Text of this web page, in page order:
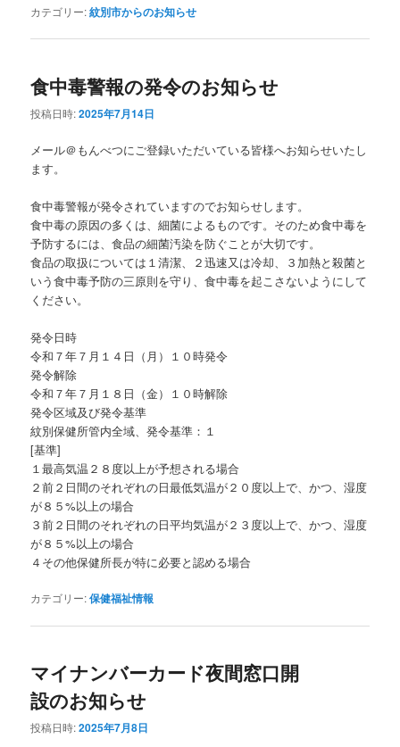
カテゴリー:紋別市からのお知らせ
食中毒警報の発令のお知らせ
投稿日時:2025年7月14日
メール＠もんべつにご登録いただいている皆様へお知らせいたし
ます。
食中毒警報が発令されていますのでお知らせします。
食中毒の原因の多くは、細菌によるものです。そのため食中毒を
予防するには、食品の細菌汚染を防ぐことが大切です。
食品の取扱については１清潔、２迅速又は冷却、３加熱と殺菌と
いう食中毒予防の三原則を守り、食中毒を起こさないようにして
ください。
発令日時
令和７年７月１４日（月）１０時発令
発令解除
令和７年７月１８日（金）１０時解除
発令区域及び発令基準
紋別保健所管内全域、発令基準：１
[基準]
１最高気温２８度以上が予想される場合
２前２日間のそれぞれの日最低気温が２０度以上で、かつ、湿度
が８５%以上の場合
３前２日間のそれぞれの日平均気温が２３度以上で、かつ、湿度
が８５%以上の場合
４その他保健所長が特に必要と認める場合
カテゴリー:保健福祉情報
マイナンバーカード夜間窓口開
設のお知らせ
投稿日時:2025年7月8日